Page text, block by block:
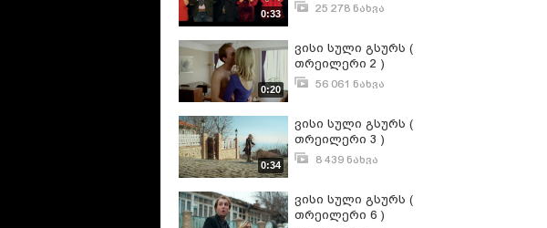
0:33 25 278 ნახვა
0:20
ვისი სული გსურს (
თრეილერი 2 )
56 061 ნახვა
0:34
ვისი სული გსურს (
თრეილერი 3 )
8 439 ნახვა
ვისი სული გსურს (
თრეილერი 6 )